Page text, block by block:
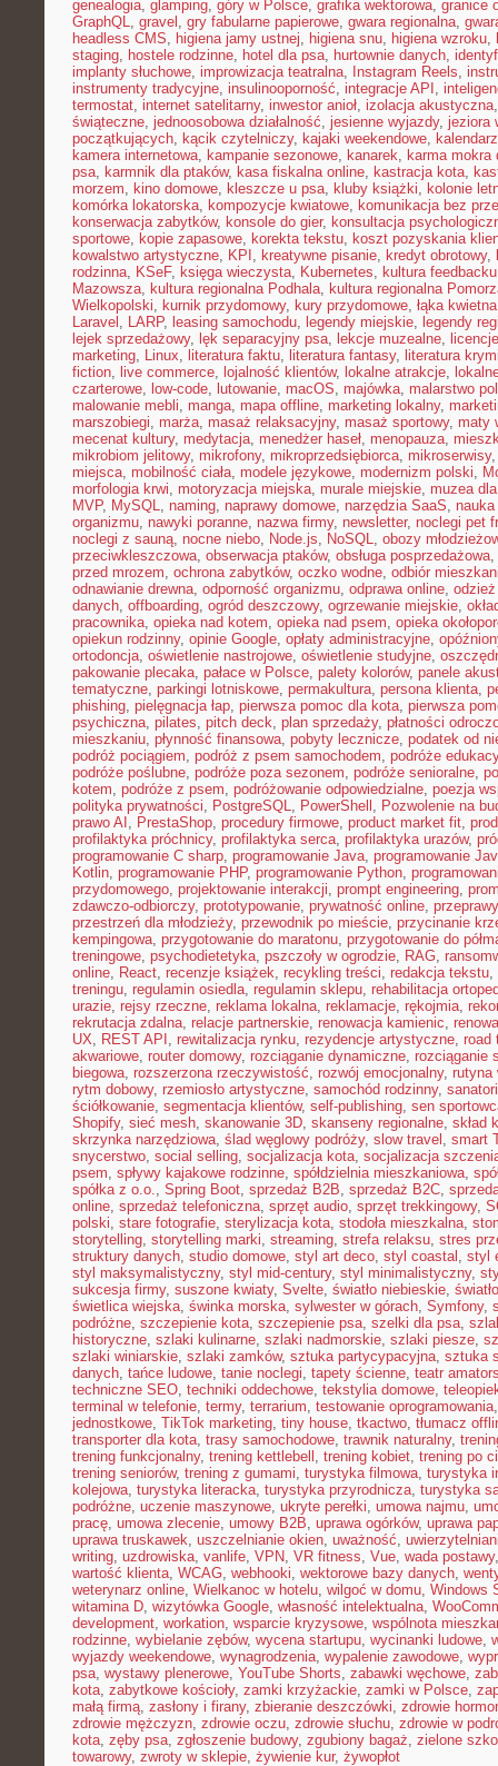
genealogia, glamping, góry w Polsce, grafika wektorowa, granice
GraphQL, gravel , gry fabularne papierowe, gwara regionalna,
headless CMS, higiena jamy ustnej, higiena snu, higiena wzroku,
staging, hostele rodzinne, hotel dla psa, hurtownie danych,
implanty słuchowe, improwizacja teatralna, Instagram Reels,
instrumenty tradycyjne, insulinooporność, integracje API ,
termostat, internet satelitarny, inwestor anioł, izolacja akustyczna
świąteczne, jednoosobowa działalność, jesienne wyjazdy, jeziora
początkujących, kącik czytelniczy, kajaki weekendowe,
kamera internetowa, kampanie sezonowe, kanarek, karma mokra
psa, karmnik dla ptaków, kasa fiskalna online, kastracja kota,
morzem, kino domowe, kleszcze u psa, kluby książki, kolonie
komórka lokatorska, kompozycje kwiatowe, komunikacja bez
konserwacja zabytków, konsole do gier, konsultacja
sportowe, kopie zapasowe, korekta tekstu, koszt pozyskania
kowalstwo artystyczne, KPI , kreatywne pisanie, kredyt obrotowy,
rodzinna, KSeF, księga wieczysta, Kubernetes, kultura feedbacku
Mazowsza, kultura regionalna Podhala, kultura regionalna
Wielkopolski, kurnik przydomowy, kury przydomowe, łąka kwietna
Laravel , LARP, leasing samochodu, legendy miejskie, legendy
lejek sprzedażowy, lęk separacyjny psa, lekcje muzealne, licencje
marketing, Linux, literatura faktu, literatura fantasy, literatura
fiction, live commerce, lojalność klientów, lokalne atrakcje,
czarterowe, low-code, lutowanie, macOS, majówka, malarstwo
malowanie mebli, manga, mapa offline, marketing lokalny,
marszobiegi, marża, masaż relaksacyjny, masaż sportowy, maty
mecenat kultury, medytacja, menedżer haseł, menopauza,
mikrobiom jelitowy, mikrofony, mikroprzedsiębiorca, mikroserwisy
miejsca, mobilność ciała, modele językowe, modernizm polski,
morfologia krwi, motoryzacja miejska, murale miejskie, muzea
MVP, MySQL, naming, naprawy domowe, narzędzia SaaS, nauka
organizmu, nawyki poranne, nazwa firmy, newsletter, noclegi pet
noclegi z sauną, nocne niebo, Node.js, NoSQL, obozy
przeciwkleszczowa, obserwacja ptaków, obsługa posprzedażowa,
przed mrozem, ochrona zabytków, oczko wodne, odbiór
odnawianie drewna, odporność organizmu, odprawa online,
danych, offboarding, ogród deszczowy, ogrzewanie miejskie,
pracownika, opieka nad kotem, opieka nad psem, opieka
opiekun rodzinny, opinie Google, opłaty administracyjne,
ortodoncja, oświetlenie nastrojowe, oświetlenie studyjne,
pakowanie plecaka, pałace w Polsce, palety kolorów, panele
tematyczne, parkingi lotniskowe, permakultura, persona klienta,
phishing, pielęgnacja łap, pierwsza pomoc dla kota, pierwsza
psychiczna, pilates, pitch deck, plan sprzedaży, płatności
mieszkaniu, płynność finansowa, pobyty lecznicze, podatek od
podróż pociągiem, podróż z psem samochodem, podróże
podróże poślubne, podróże poza sezonem, podróże senioralne,
kotem, podróże z psem, podróżowanie odpowiedzialne, poezja
polityka prywatności, PostgreSQL, PowerShell , Pozwolenie na
prawo AI , PrestaShop, procedury firmowe, product market fit,
profilaktyka próchnicy, profilaktyka serca, profilaktyka urazów,
programowanie C sharp, programowanie Java, programowanie
Kotlin, programowanie PHP, programowanie Python,
przydomowego, projektowanie interakcji, prompt engineering,
zdawczo-odbiorczy, prototypowanie, prywatność online,
przestrzeń dla młodzieży, przewodnik po mieście, przycinanie
kempingowa, przygotowanie do maratonu, przygotowanie do
treningowe, psychodietetyka, pszczoły w ogrodzie, RAG,
online, React, recenzje książek, recykling treści, redakcja tekstu,
treningu, regulamin osiedla, regulamin sklepu, rehabilitacja
urazie, rejsy rzeczne, reklama lokalna, reklamacje, rękojmia,
rekrutacja zdalna, relacje partnerskie, renowacja kamienic,
UX, REST API , rewitalizacja rynku, rezydencje artystyczne, road
akwariowe, router domowy, rozciąganie dynamiczne, rozciąganie
biegowa, rozszerzona rzeczywistość, rozwój emocjonalny, rutyna
rytm dobowy, rzemiosło artystyczne, samochód rodzinny,
ściółkowanie, segmentacja klientów, self-publishing, sen
Shopify, sieć mesh, skanowanie 3D, skanseny regionalne, skład
skrzynka narzędziowa, ślad węglowy podróży, slow travel , smart
snycerstwo, social selling, socjalizacja kota, socjalizacja
psem, spływy kajakowe rodzinne, spółdzielnia mieszkaniowa,
spółka z o.o., Spring Boot, sprzedaż B2B, sprzedaż B2C,
online, sprzedaż telefoniczna, sprzęt audio, sprzęt trekkingowy,
polski, stare fotografie, sterylizacja kota, stodoła mieszkalna,
storytelling, storytelling marki, streaming, strefa relaksu, stres
struktury danych, studio domowe, styl art deco, styl coastal , styl
styl maksymalistyczny, styl mid-century, styl minimalistyczny,
sukcesja firmy, suszone kwiaty, Svelte, światło niebieskie,
świetlica wiejska, świnka morska, sylwester w górach, Symfony,
podróżne, szczepienie kota, szczepienie psa, szelki dla psa,
historyczne, szlaki kulinarne, szlaki nadmorskie, szlaki piesze,
szlaki winiarskie, szlaki zamków, sztuka partycypacyjna, sztuka
danych, tańce ludowe, tanie noclegi, tapety ścienne, teatr
techniczne SEO, techniki oddechowe, tekstylia domowe,
terminal w telefonie, termy, terrarium, testowanie oprogramowania
jednostkowe, TikTok marketing, tiny house, tkactwo, tłumacz
transporter dla kota, trasy samochodowe, trawnik naturalny,
trening funkcjonalny, trening kettlebell , trening kobiet, trening po
trening seniorów, trening z gumami, turystyka filmowa, turystyka
kolejowa, turystyka literacka, turystyka przyrodnicza, turystyka
podróżne, uczenie maszynowe, ukryte perełki, umowa najmu,
pracę, umowa zlecenie, umowy B2B, uprawa ogórków, uprawa
uprawa truskawek, uszczelnianie okien, uważność,
writing, uzdrowiska, vanlife, VPN, VR fitness, Vue, wada postawy
wartość klienta, WCAG, webhooki, wektorowe bazy danych,
weterynarz online, Wielkanoc w hotelu, wilgoć w domu, Windows
witamina D, wizytówka Google, własność intelektualna,
development, workation, wsparcie kryzysowe, wspólnota
rodzinne, wybielanie zębów, wycena startupu, wycinanki ludowe,
wyjazdy weekendowe, wynagrodzenia, wypalenie zawodowe,
psa, wystawy plenerowe, YouTube Shorts, zabawki węchowe,
kota, zabytkowe kościoły, zamki krzyżackie, zamki w Polsce,
małą firmą, zasłony i firany, zbieranie deszczówki, zdrowie
zdrowie mężczyzn, zdrowie oczu, zdrowie słuchu, zdrowie w
kota, zęby psa, zgłoszenie budowy, zgubiony bagaż, zielone
towarowy, zwroty w sklepie, żywienie kur, żywopłot